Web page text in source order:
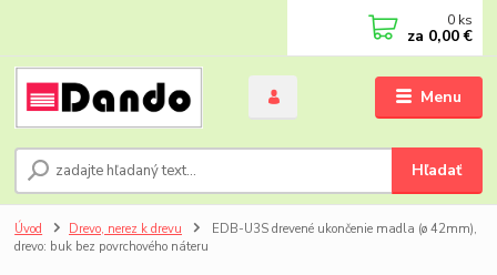
Menu
Hľadať
0 ks
za 0,00 €
Úvod Drevo, nerez k drevu
EDB-U3S drevené ukončenie madla (ø 42mm),
drevo: buk bez povrchového náteru